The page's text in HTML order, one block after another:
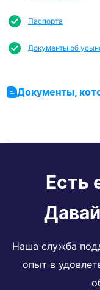
Паспорта
Документы об
Документы,
Есть
Наша служба
опыт в